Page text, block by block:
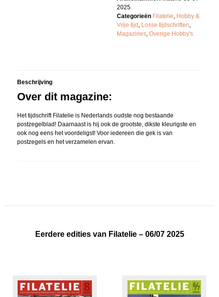
2025
Categorieën Filatelie, Hobby &
Vrije tijd , Losse tijdschriften,
Magazines, Overige Hobby's
Beschrijving
Over dit magazine:
Het tijdschrift Filatelie is Nederlands oudste nog bestaande
postzegelblad! Daarnaast is hij ook de grootste, dikste kleurigste en
ook nog eens het voordeligst! Voor iedereen die gek is van
postzegels en het verzamelen ervan.
Eerdere edities van Filatelie – 06/07 2025